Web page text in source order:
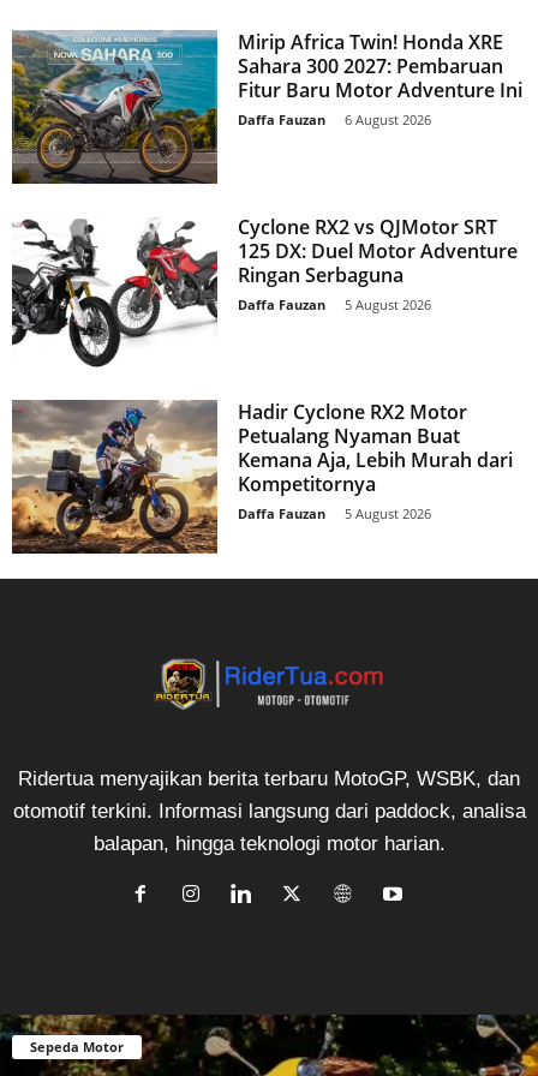
Mirip Africa Twin! Honda XRE
Sahara 300 2027: Pembaruan
Fitur Baru Motor Adventure Ini
Daffa Fauzan 6 August 2026
Cyclone RX2 vs QJMotor SRT
125 DX: Duel Motor Adventure
Ringan Serbaguna
Daffa Fauzan 5 August 2026
Hadir Cyclone RX2 Motor
Petualang Nyaman Buat
Kemana Aja, Lebih Murah dari
Kompetitornya
Daffa Fauzan 5 August 2026
Ridertua menyajikan berita terbaru MotoGP, WSBK, dan
otomotif terkini. Informasi langsung dari paddock, analisa
balapan, hingga teknologi motor harian.
Sepeda Motor